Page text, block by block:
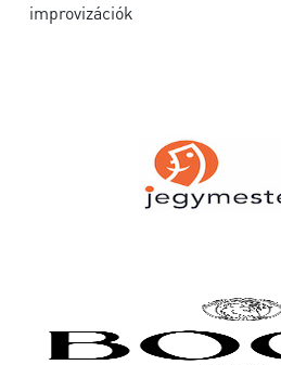
improvizációk